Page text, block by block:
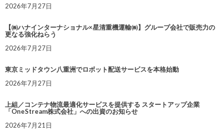
2026年7月27日
【㈱ハナインターナショナル×星清重機運輸㈱】グループ会社で販売力の
更なる強化ねらう
2026年7月27日
東京ミッドタウン八重洲でロボット配送サービスを本格始動
2026年7月27日
上組／コンテナ物流最適化サービスを提供する スタートアップ企業
「OneStream株式会社」への出資のお知らせ
2026年7月21日